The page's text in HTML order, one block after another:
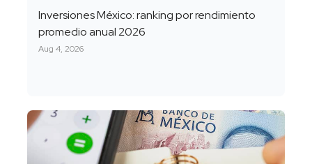
Inversiones México: ranking por rendimiento
promedio anual 2026
Aug 4, 2026